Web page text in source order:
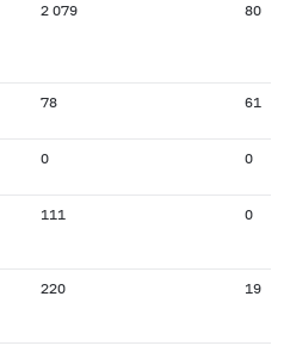
2 079 80
78 61
0 0
111 0
220 19